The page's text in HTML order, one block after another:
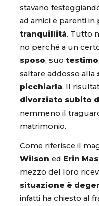
stavano
ad amici e parenti in
tranquillità. Tutto
no perché a un
sposo, suo
saltare addosso alla
picchiarla. Il
divorziato subito
nemmeno il
matrimonio.
Come riferisce il
Wilson ed Erin
mezzo del loro
situazione è
infatti ha chiesto al